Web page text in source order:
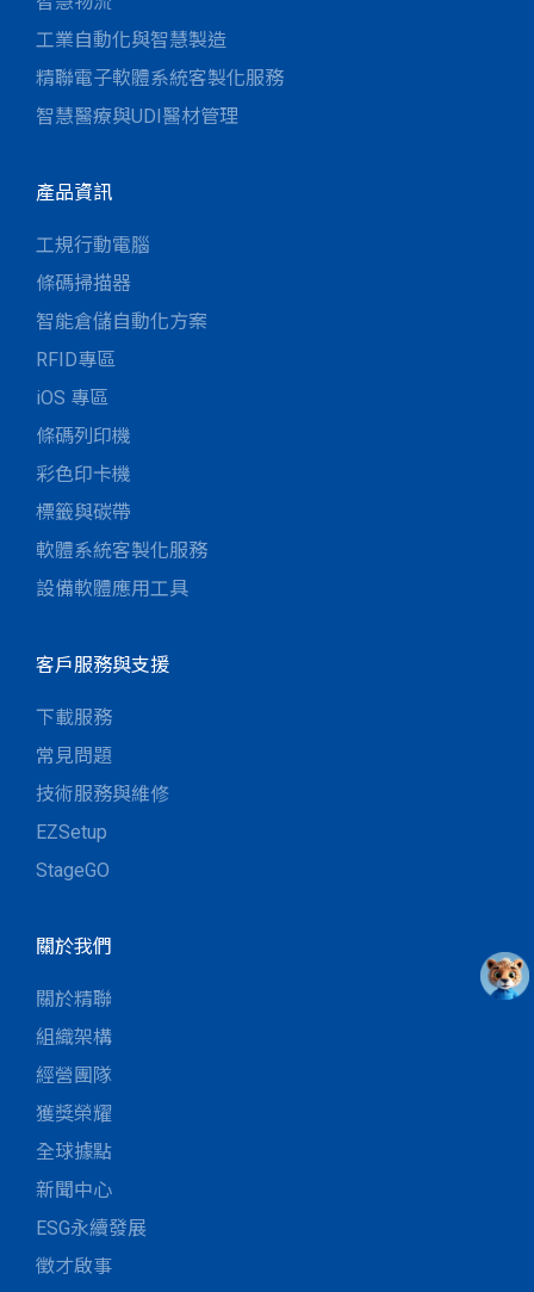
工業自動化與智慧製造
精聯電子軟體系統客製化服務
智慧醫療與UDI醫材管理
產品資訊
工規行動電腦
條碼掃描器
智能倉儲自動化方案
RFID專區
iOS 專區
條碼列印機
彩色印卡機
標籤與碳帶
軟體系統客製化服務
設備軟體應用工具
客戶服務與支援
下載服務
常見問題
技術服務與維修
EZSetup
StageGO
關於我們
關於精聯
組織架構
經營團隊
獲獎榮耀
全球據點
新聞中心
ESG永續發展
徵才啟事